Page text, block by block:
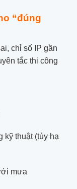
“đúng
chỉ số IP gần
tắc thi công
kỹ thuật (tùy hạ
mưa